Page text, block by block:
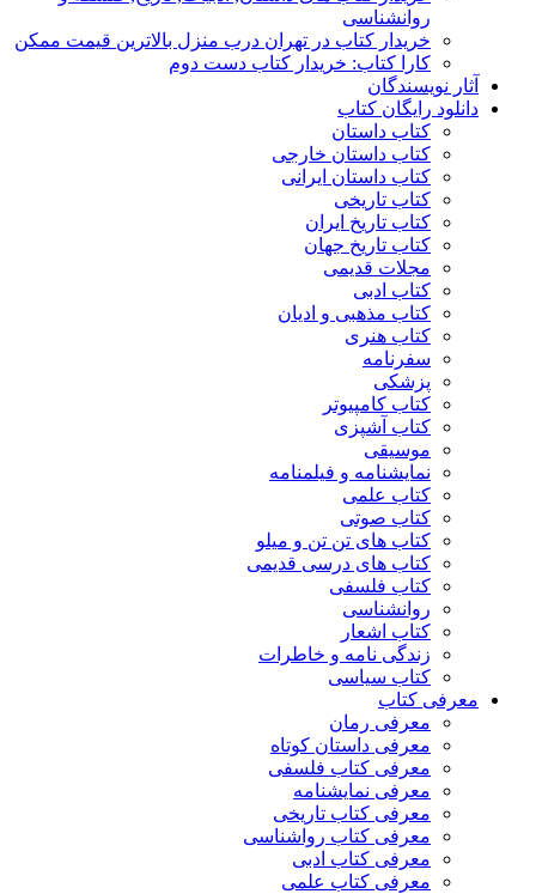
روانشناسی
خریدار کتاب در تهران درب منزل بالاترین قیمت ممکن
کارا کتاب: خریدار کتاب دست دوم
آثار نویسندگان
دانلود رایگان کتاب
کتاب داستان
کتاب داستان خارجی
کتاب داستان ایرانی
کتاب تاریخی
کتاب تاریخ ایران
کتاب تاریخ جهان
مجلات قدیمی
کتاب ادبی
کتاب مذهبی و ادیان
کتاب هنری
سفرنامه
پزشکی
کتاب کامپیوتر
کتاب آشپزی
موسیقی
نمایشنامه و فیلمنامه
کتاب علمی
کتاب صوتی
کتاب های تن تن و میلو
کتاب های درسی قدیمی
کتاب فلسفی
روانشناسی
کتاب اشعار
زندگی نامه و خاطرات
کتاب سیاسی
معرفی کتاب
معرفی رمان
معرفی داستان کوتاه
معرفی کتاب فلسفی
معرفی نمایشنامه
معرفی کتاب تاریخی
معرفی کتاب رواشناسی
معرفی کتاب ادبی
معرفی کتاب علمی